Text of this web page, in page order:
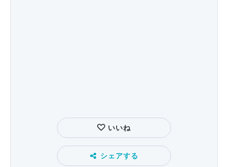
いいね
シェアする